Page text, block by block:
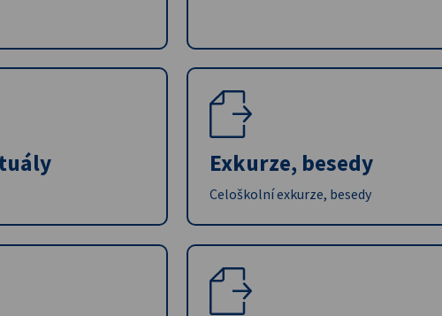
Exkurze, besedy
Celoškolní exkurze, besedy